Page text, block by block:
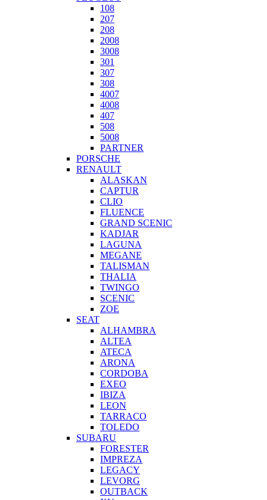
108
207
208
2008
3008
301
307
308
4007
4008
407
508
5008
PARTNER
PORSCHE
RENAULT
ALASKAN
CAPTUR
CLIO
FLUENCE
GRAND SCENIC
KADJAR
LAGUNA
MEGANE
TALISMAN
THALIA
TWINGO
SCENIC
ZOE
SEAT
ALHAMBRA
ALTEA
ATECA
ARONA
CORDOBA
EXEO
IBIZA
LEON
TARRACO
TOLEDO
SUBARU
FORESTER
IMPREZA
LEGACY
LEVORG
OUTBACK